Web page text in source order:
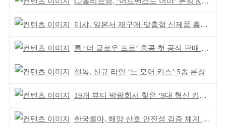
미샤, 일본서 재구매·맞춤형 신제품 흥행 ‘쌍끌이’
톰 ‘더 글로우 프로’ 홍콩 첫 공식 판매 완판
센녹, 신규 라인 ‘노 모어 키스’ 5종 론칭
19개 뷰티 박람회서 찾은 ‘9대 혁신 키워드’
한국콜마, 해양 산호 안전성 검증 체계 구축